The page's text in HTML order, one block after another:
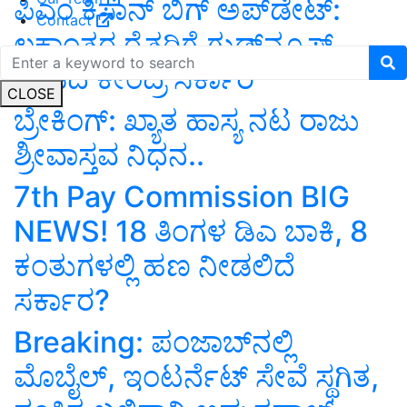
Contact
CLOSE
ಪಿಎಂ ಕಿಸಾನ್‌ ಬಿಗ್‌ ಅಪ್‌ಡೇಟ್‌:
ಲಕ್ಷಾಂತರ ರೈತರಿಗೆ ಗುಡ್‌ನ್ಯೂಸ್‌
ನೀಡಿದ ಕೇಂದ್ರ ಸರ್ಕಾರ
ಬ್ರೇಕಿಂಗ್‌: ಖ್ಯಾತ ಹಾಸ್ಯ ನಟ ರಾಜು
ಶ್ರೀವಾಸ್ತವ ನಿಧನ..
7th Pay Commission BIG
NEWS! 18 ತಿಂಗಳ ಡಿಎ ಬಾಕಿ, 8
ಕಂತುಗಳಲ್ಲಿ ಹಣ ನೀಡಲಿದೆ
ಸರ್ಕಾರ?
Breaking: ಪಂಜಾಬ್‌ನಲ್ಲಿ
ಮೊಬೈಲ್, ಇಂಟರ್ನೆಟ್ ಸೇವೆ ಸ್ಥಗಿತ,